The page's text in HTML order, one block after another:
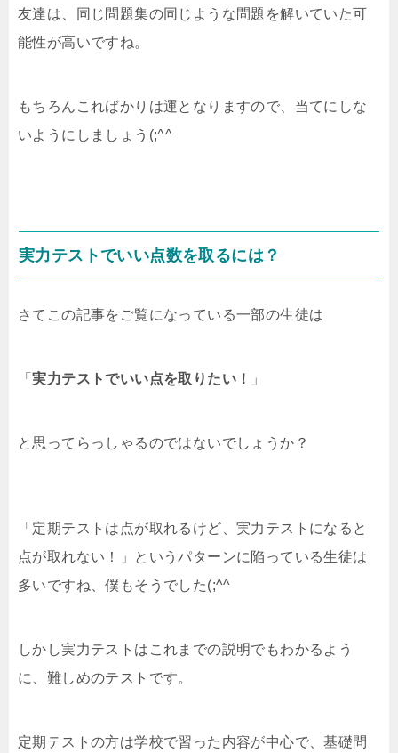
友達は、同じ問題集の同じような問題を解いていた可
能性が高いですね。
もちろんこればかりは運となりますので、当てにしな
いようにしましょう(;^^
実力テストでいい点数を取るには？
さてこの記事をご覧になっている一部の生徒は
「実力テストでいい点を取りたい！ 」
と思ってらっしゃるのではないでしょうか？
「定期テストは点が取れるけど、実力テストになると
点が取れない！」というパターンに陥っている生徒は
多いですね、僕もそうでした(;^^
しかし実力テストはこれまでの説明でもわかるよう
に、難しめのテストです。
定期テストの方は学校で習った内容が中心で、基礎問